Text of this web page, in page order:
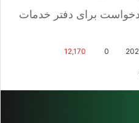
برای دفتر خدمات
0
12,170